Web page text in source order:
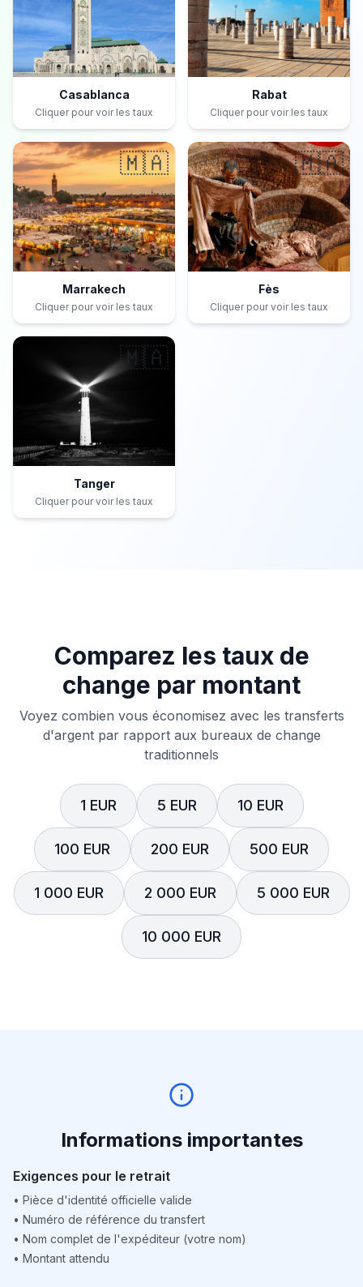
Casablanca
Cliquer pour voir les taux
Rabat
Cliquer pour voir les taux
🇲🇦
Marrakech
Cliquer pour voir les taux
🇲🇦
Fès
Cliquer pour voir les taux
🇲🇦
Tanger
Cliquer pour voir les taux
Comparez les taux de
change par montant
Voyez combien vous économisez avec les transferts
d'argent par rapport aux bureaux de change
traditionnels
1 EUR 5 EUR 10 EUR
100 EUR 200 EUR 500 EUR
1 000 EUR 2 000 EUR 5 000 EUR
10 000 EUR
Informations importantes
Exigences pour le retrait
• Pièce d'identité officielle valide
• Numéro de référence du transfert
• Nom complet de l'expéditeur (votre nom)
• Montant attendu